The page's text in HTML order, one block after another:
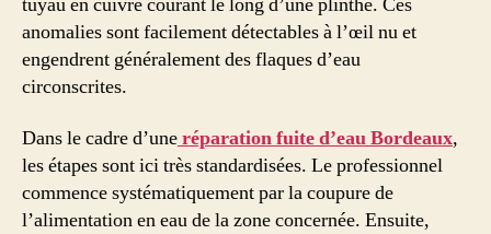
anomalies sont facilement détectables à l’œil nu et
engendrent généralement des flaques d’eau
circonscrites.
Dans le cadre d’uneréparation fuite d’eau Bordeaux,
les étapes sont ici très standardisées. Le professionnel
commence systématiquement par la coupure de
l’alimentation en eau de la zone concernée. Ensuite,